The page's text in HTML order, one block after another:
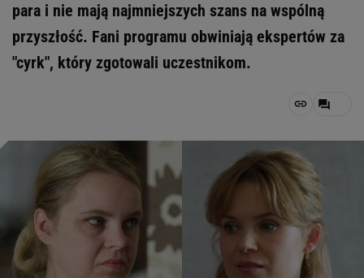
para i nie mają najmniejszych szans na wspólną
przyszłość. Fani programu obwiniają ekspertów za
"cyrk", który zgotowali uczestnikom.